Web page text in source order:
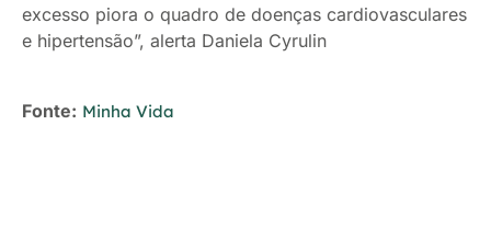
excesso piora o quadro de doenças cardiovasculares
e hipertensão”, alerta Daniela Cyrulin
Fonte: Minha Vida